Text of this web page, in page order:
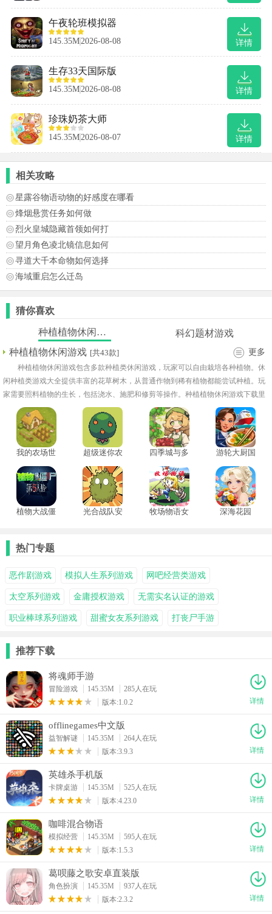
详情
午夜轮班模拟器
145.35M2026-08-08
详情
生存33天国际版
145.35M2026-08-08
详情
珍珠奶茶大师
145.35M2026-08-07
相关攻略
星露谷物语动物的好感度在哪看
烽烟悬赏任务如何做
烈火皇城隐藏首领如何打
望月角色凌北镜信息如何
寻道大千本命物如何选择
海域重启怎么迁岛
猜你喜欢
种植植物休闲游戏
科幻题材游戏
种植植物休闲游戏 [共43款] 更多
种植植物休闲游戏包含多款种植类休闲游戏，玩家可以自由栽培各种植物。休
闲种植类游戏大全提供丰富的花草树木，从普通作物到稀有植物都能尝试种植。玩
家需要照料植物的生长，包括浇水、施肥和修剪等操作。种植植物休闲游戏下载里
设有多种关卡与季节变化，带来不同的生长环境和挑战！
我的农场世
超级迷你农
四季城与多
游轮大厨国
植物大战僵
光合战队安
牧场物语女
深海花园
热门专题
恶作剧游戏 模拟人生系列游戏 网吧经营类游戏
太空系列游戏 金庸授权游戏 无需实名认证的游戏
职业棒球系列游戏 甜蜜女友系列游戏 打丧尸手游
推荐下载
将魂师手游
冒险游戏 145.35M
285人在玩
版本:1.0.2
详情
offlinegames中文版
益智解谜 145.35M
264人在玩
版本:3.9.3
详情
英雄杀手机版
卡牌桌游 145.35M
525人在玩
版本:4.23.0
详情
咖啡混合物语
模拟经营 145.35M
595人在玩
版本:1.5.3
详情
葛呗藤之歌安卓直装版
角色扮演 145.35M
937人在玩
版本:2.3.2
详情